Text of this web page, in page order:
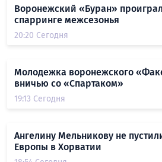
Воронежский «Буран»
спарринге межсезонья
20:20 Сегодня
Молодежка воронежского
вничью со «Спартаком»
19:13 Сегодня
Ангелину Мельникову не
Европы в Хорватии